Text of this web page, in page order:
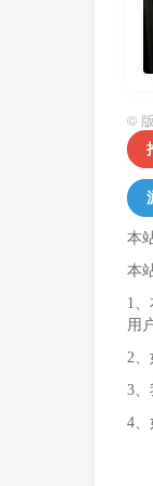
©
本
本
1
用
2
3
4、